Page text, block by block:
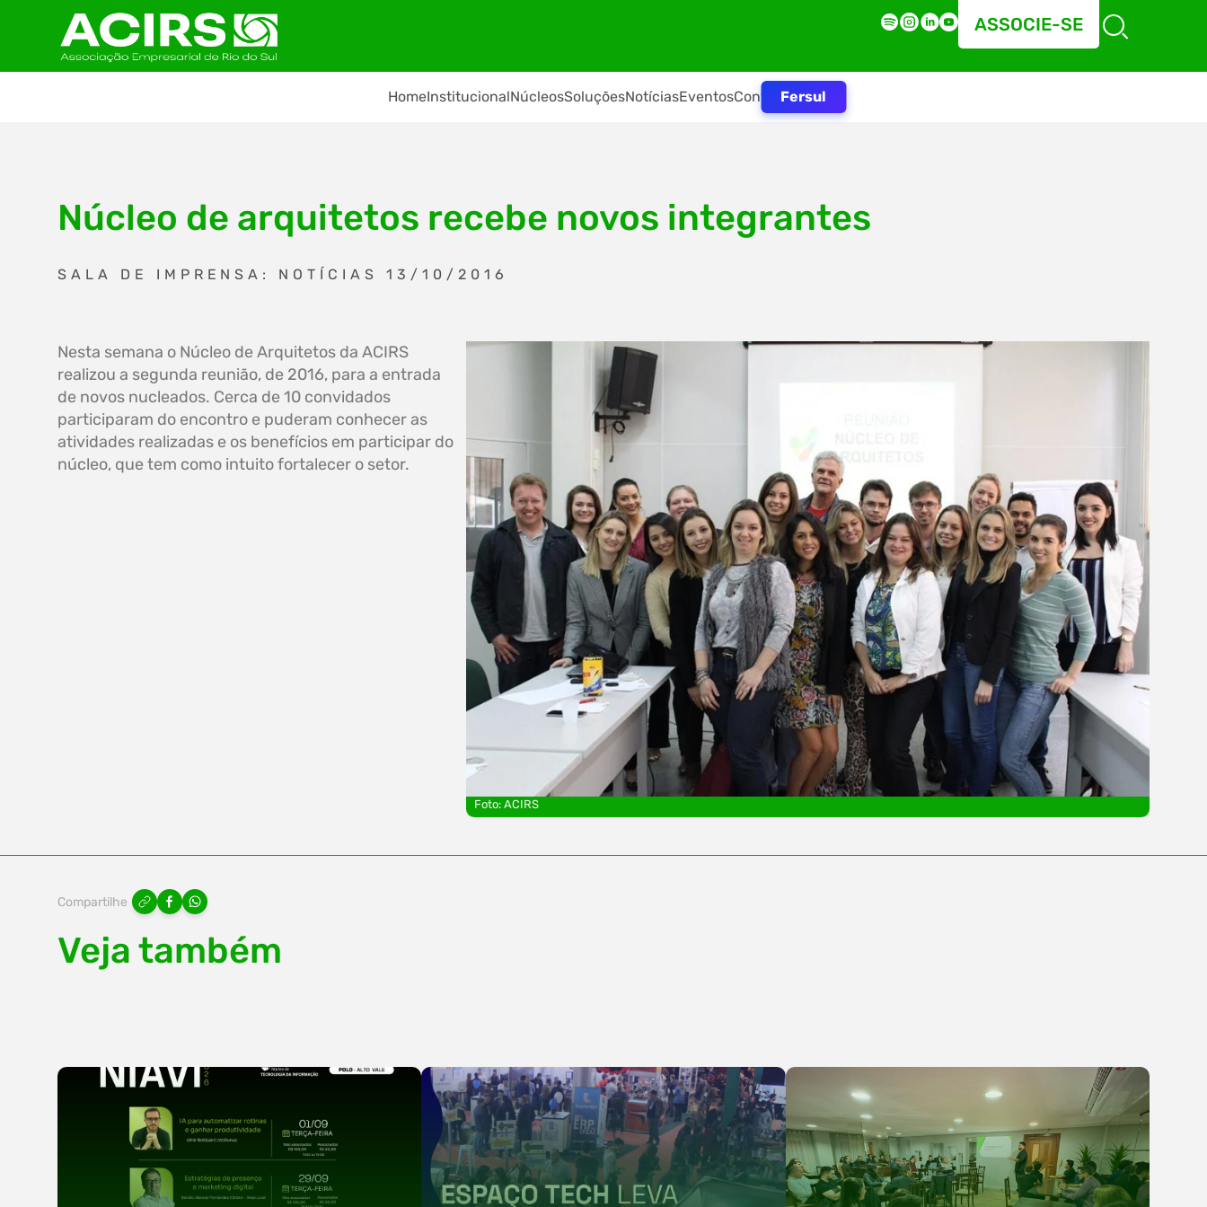
ASSOCIE-SE
HomeInstitucionalNúcleosSoluçõesNotíciasEventosContatoFersul
Núcleo de arquitetos recebe novos integrantes
SALA DE IMPRENSA: NOTÍCIAS 13/10/2016
Foto: ACIRS
Nesta semana o Núcleo de Arquitetos da ACIRS
realizou a segunda reunião, de 2016, para a entrada
de novos nucleados. Cerca de 10 convidados
participaram do encontro e puderam conhecer as
atividades realizadas e os benefícios em participar do
núcleo, que tem como intuito fortalecer o setor.
Compartilhe
Veja também